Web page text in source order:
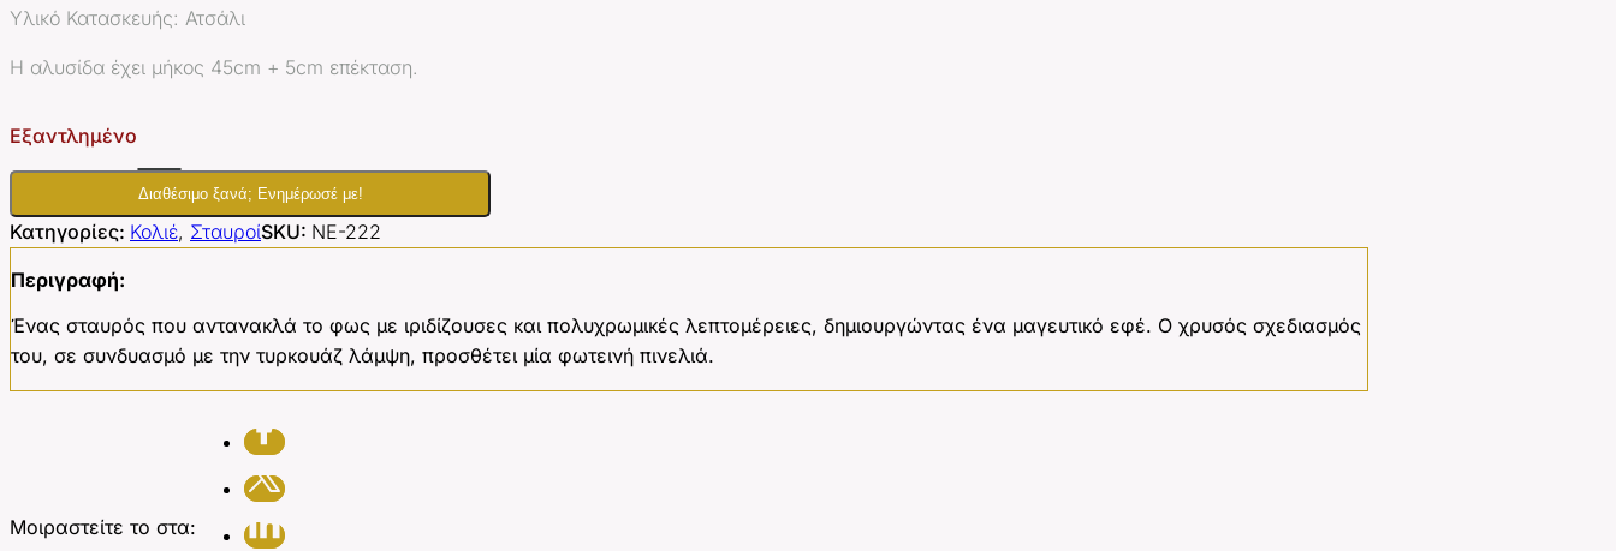
Υλικό Κατασκευής: Ατσάλι
Η αλυσίδα έχει μήκος 45cm + 5cm επέκταση.
Εξαντλημένο
Διαθέσιμο ξανά; Ενημέρωσέ με!
Κατηγορίες: Κολιέ, ΣταυροίSKU: NE-222
Περιγραφή:
Ένας σταυρός που αντανακλά το φως με ιριδίζουσες και πολυχρωμικές λεπτομέρειες, δημιουργώντας ένα μαγευτικό εφέ. Ο χρυσός σχεδιασμός
του, σε συνδυασμό με την τυρκουάζ λάμψη, προσθέτει μία φωτεινή πινελιά.
Μοιραστείτε το στα: